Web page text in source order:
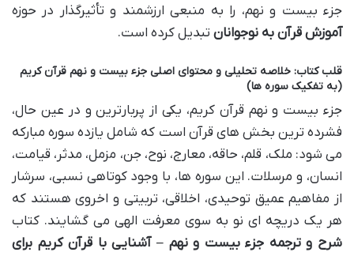
جزء بیست و نهم، را به منبعی ارزشمند و تأثیرگذار در حوزه
آموزش قرآن به نوجوانان تبدیل کرده است.
قلب کتاب: خلاصه تحلیلی و محتوای اصلی جزء بیست و نهم قرآن کریم
(به تفکیک سوره ها)
جزء بیست و نهم قرآن کریم، یکی از پربارترین و در عین حال،
فشرده ترین بخش های قرآن است که شامل یازده سوره مبارکه
می شود: ملک، قلم، حاقه، معارج، نوح، جن، مزمل، مدثر، قیامت،
انسان، و مرسلات. این سوره ها، با وجود کوتاهی نسبی، سرشار
از مفاهیم عمیق توحیدی، اخلاقی، تربیتی و اخروی هستند که
هر یک دریچه ای نو به سوی معرفت الهی می گشایند. کتاب
شرح و ترجمه جزء بیست و نهم – آشنایی با قرآن کریم برای